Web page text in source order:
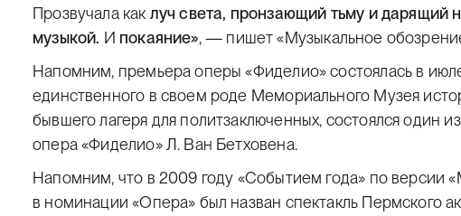
Прозвучала как луч света, пронзающий тьму и дарящий
музыкой. И покаяние», — пишет «Музыкальное
Напомним, премьера оперы «Фиделио» состоялась в
единственного в своем роде Мемориального Музея
бывшего лагеря для политзаключенных, состоялся один
опера «Фиделио» Л. Ван Бетховена.
Напомним, что в 2009 году «Событием года» по версии
в номинации «Опера» был назван спектакль Пермского